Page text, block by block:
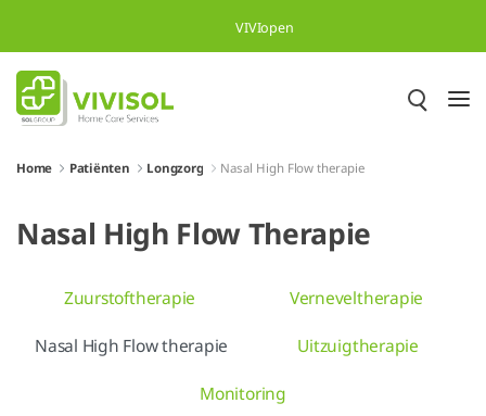
Overslaan en naar hoofdinhoud gaan
VIVIopen
Home Patiënten Longzorg Nasal High Flow therapie
Nasal High Flow Therapie
Zuurstoftherapie
Verneveltherapie
Nasal High Flow therapie
Uitzuigtherapie
Monitoring